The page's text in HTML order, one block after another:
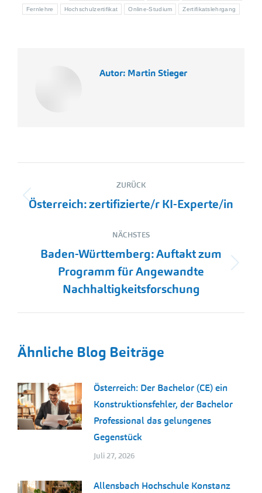
Fernlehre Hochschulzertifikat Online-Studium Zertifikatslehrgang
Autor: Martin Stieger
Kommentarnavigation
ZURÜCK
Vorheriger
Österreich: zertifizierte/r KI-Experte/in
NÄCHSTES
Nächster
Beitrag:
Baden-Württemberg: Auftakt zum
Programm für Angewandte
Nachhaltigkeitsforschung
Ähnliche Blog Beiträge
Österreich: Der Bachelor (CE) ein
Konstruktionsfehler, der Bachelor
Professional das gelungenes
Gegenstück
Juli 27, 2026
Allensbach Hochschule Konstanz